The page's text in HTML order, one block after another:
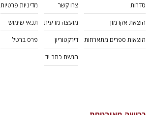
סדרות
הוצאת אקדמון
הוצאות ספרים מתארחות
צרו קשר
מועצה מדעית
דירקטוריון
הגשת כתב יד
מדיניות פרטיות
תנאי שימוש
פרס ברטל